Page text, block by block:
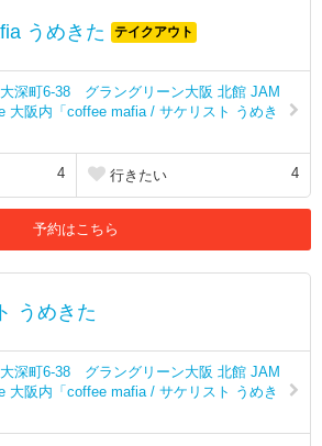
うめきた テイクアウト
深町6-38 グラングリーン大阪 北館 JAM
大阪内「coffee mafia / サケリスト うめき
4 行きたい 4
予約はこちら
うめきた
深町6-38 グラングリーン大阪 北館 JAM
大阪内「coffee mafia / サケリスト うめき